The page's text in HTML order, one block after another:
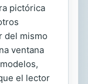
pictórica
del mismo
ventana
el lector